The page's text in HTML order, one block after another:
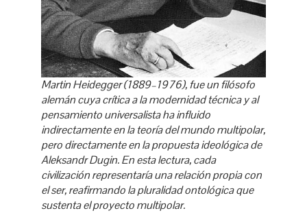
Martin Heidegger (1889–1976), fue un filósofo
alemán cuya crítica a la modernidad técnica y al
pensamiento universalista ha influido
indirectamente en la teoría del mundo multipolar,
pero directamente en la propuesta ideológica de
Aleksandr Dugin. En esta lectura, cada
civilización representaría una relación propia con
el ser, reafirmando la pluralidad ontológica que
sustenta el proyecto multipolar.